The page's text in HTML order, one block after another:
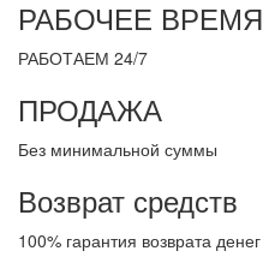
РАБОЧЕЕ ВРЕМЯ
РАБОТАЕМ 24/7
ПРОДАЖА
Без минимальной суммы
Возврат средств
100% гарантия возврата денег